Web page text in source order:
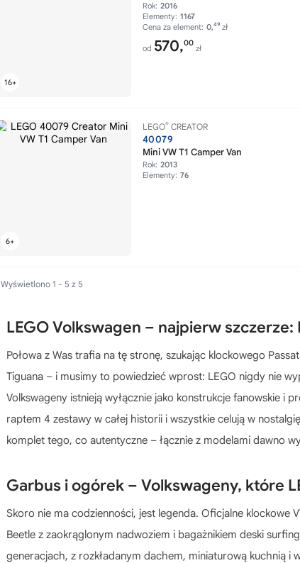
Rok: 2016
Elementy: 1167
Cena za element: 0,49 zł
od 570,00
zł
LEGO® CREATOR
40079
Mini VW T1 Camper Van
Rok: 2013
Elementy: 76
Wyświetlono 1 - 5 z 5
LEGO Volkswagen – najpierw szczerze:
Połowa z Was trafia na tę stronę, szukając klockowego
Tiguana – i musimy to powiedzieć wprost: LEGO nigdy nie
Volkswageny istnieją wyłącznie jako konstrukcje fanowskie i
raptem 4 zestawy w całej historii i wszystkie celują w
komplet tego, co autentyczne – łącznie z modelami dawno
Garbus i ogórek – Volkswageny, które
Skoro nie ma codzienności, jest legenda. Oficjalne klockowe
Beetle z zaokrąglonym nadwoziem i bagażnikiem deski
generacjach, z rozkładanym dachem, miniaturową kuchnią i